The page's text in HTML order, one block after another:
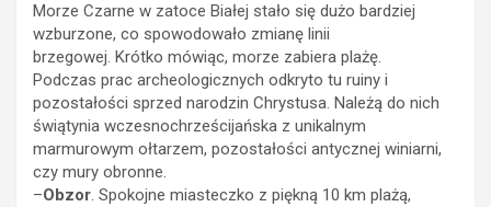
Morze Czarne w zatoce Białej stało się dużo bardziej
wzburzone, co spowodowało zmianę linii
brzegowej. Krótko mówiąc, morze zabiera plażę.
Podczas prac archeologicznych odkryto tu ruiny i
pozostałości sprzed narodzin Chrystusa. Należą do nich
świątynia wczesnochrześcijańska z unikalnym
marmurowym ołtarzem, pozostałości antycznej winiarni,
czy mury obronne.
–Obzor. Spokojne miasteczko z piękną 10 km plażą,